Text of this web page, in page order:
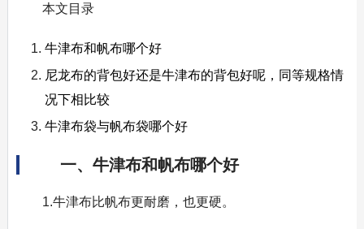
本文目录
牛津布和帆布哪个好
尼龙布的背包好还是牛津布的背包好呢，同等规格情
况下相比较
牛津布袋与帆布袋哪个好
一、牛津布和帆布哪个好
1.牛津布比帆布更耐磨，也更硬。